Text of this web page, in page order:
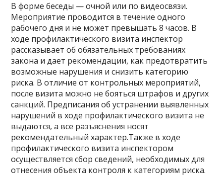
В форме беседы — очной или по видеосвязи.
Мероприятие проводится в течение одного
рабочего дня и не может превышать 8 часов. В
ходе профилактического визита инспектор
рассказывает об обязательных требованиях
закона и дает рекомендации, как предотвратить
возможные нарушения и снизить категорию
риска. В отличие от контрольных мероприятий,
после визита можно не бояться штрафов и других
санкций. Предписания об устранении выявленных
нарушений в ходе профилактического визита не
выдаются, а все разъяснения носят
рекомендательный характер.Также в ходе
профилактического визита инспектором
осуществляется сбор сведений, необходимых для
отнесения объекта контроля к категориям риска.